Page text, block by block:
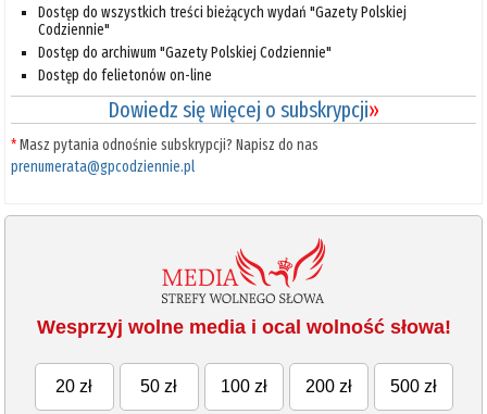
Dostęp do wszystkich treści bieżących wydań "Gazety Polskiej
Codziennie"
Dostęp do archiwum "Gazety Polskiej Codziennie"
Dostęp do felietonów on-line
Dowiedz się więcej o subskrypcji»
*Masz pytania odnośnie subskrypcji? Napisz do nas
prenumerata@gpcodziennie.pl
Wesprzyj wolne media i ocal wolność słowa!
20 zł 50 zł 100 zł 200 zł 500 zł